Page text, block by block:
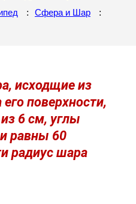
: Сфера и Шар :
исходщие из
поверхности,
6 см, углы
равны 60
радиус шара